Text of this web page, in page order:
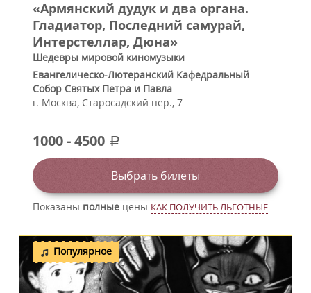
«Армянский дудук и два органа.
Гладиатор, Последний самурай,
Интерстеллар, Дюна»
Шедевры мировой киномузыки
Евангелическо-Лютеранский Кафедральный
Собор Святых Петра и Павла
г. Москва, Старосадский пер., 7
1000-4500 a
Выбрать билеты
Показаны полные цены КАК ПОЛУЧИТЬ ЛЬГОТНЫЕ
Популярное